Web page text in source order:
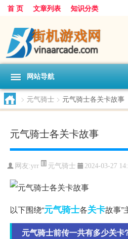
首 页 文章列表 知识分类
网站导航
> 元气骑士 > 元气骑士各关卡故事
元气骑士各关卡故事
网友:yrr 元气骑士 2024-03-27
以下围绕“元气骑士各关卡故事”
元气骑士前传一共有多少关卡